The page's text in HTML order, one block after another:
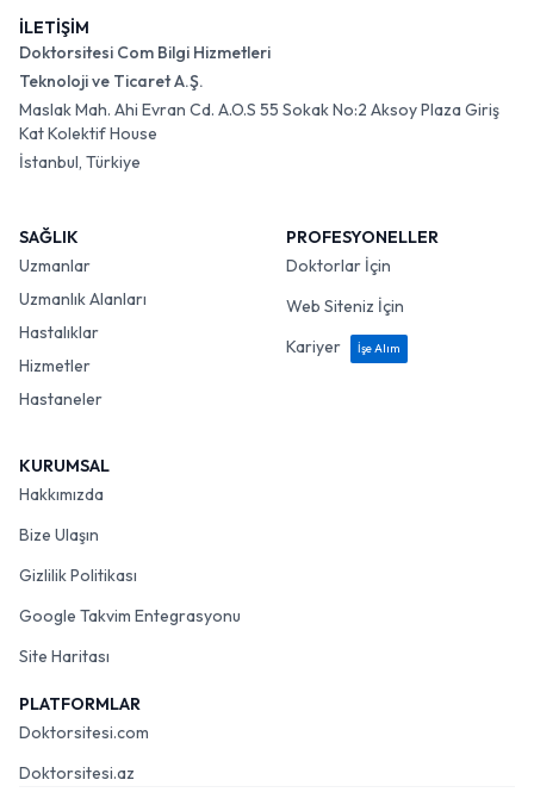
İLETİŞİM
Doktorsitesi Com Bilgi Hizmetleri
Teknoloji ve Ticaret A.Ş.
Maslak Mah. Ahi Evran Cd. A.O.S 55 Sokak No:2 Aksoy Plaza Giriş
Kat Kolektif House
İstanbul, Türkiye
SAĞLIK
Uzmanlar
Uzmanlık Alanları
Hastalıklar
Hizmetler
Hastaneler
PROFESYONELLER
Doktorlar İçin
Web Siteniz İçin
Kariyer
İşe Alım
KURUMSAL
Hakkımızda
Bize Ulaşın
Gizlilik Politikası
Google Takvim Entegrasyonu
Site Haritası
PLATFORMLAR
Doktorsitesi.com
Doktorsitesi.az